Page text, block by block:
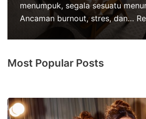
menumpuk, segala sesuatu
Ancaman burnout, stres, dan…
Most Popular Posts